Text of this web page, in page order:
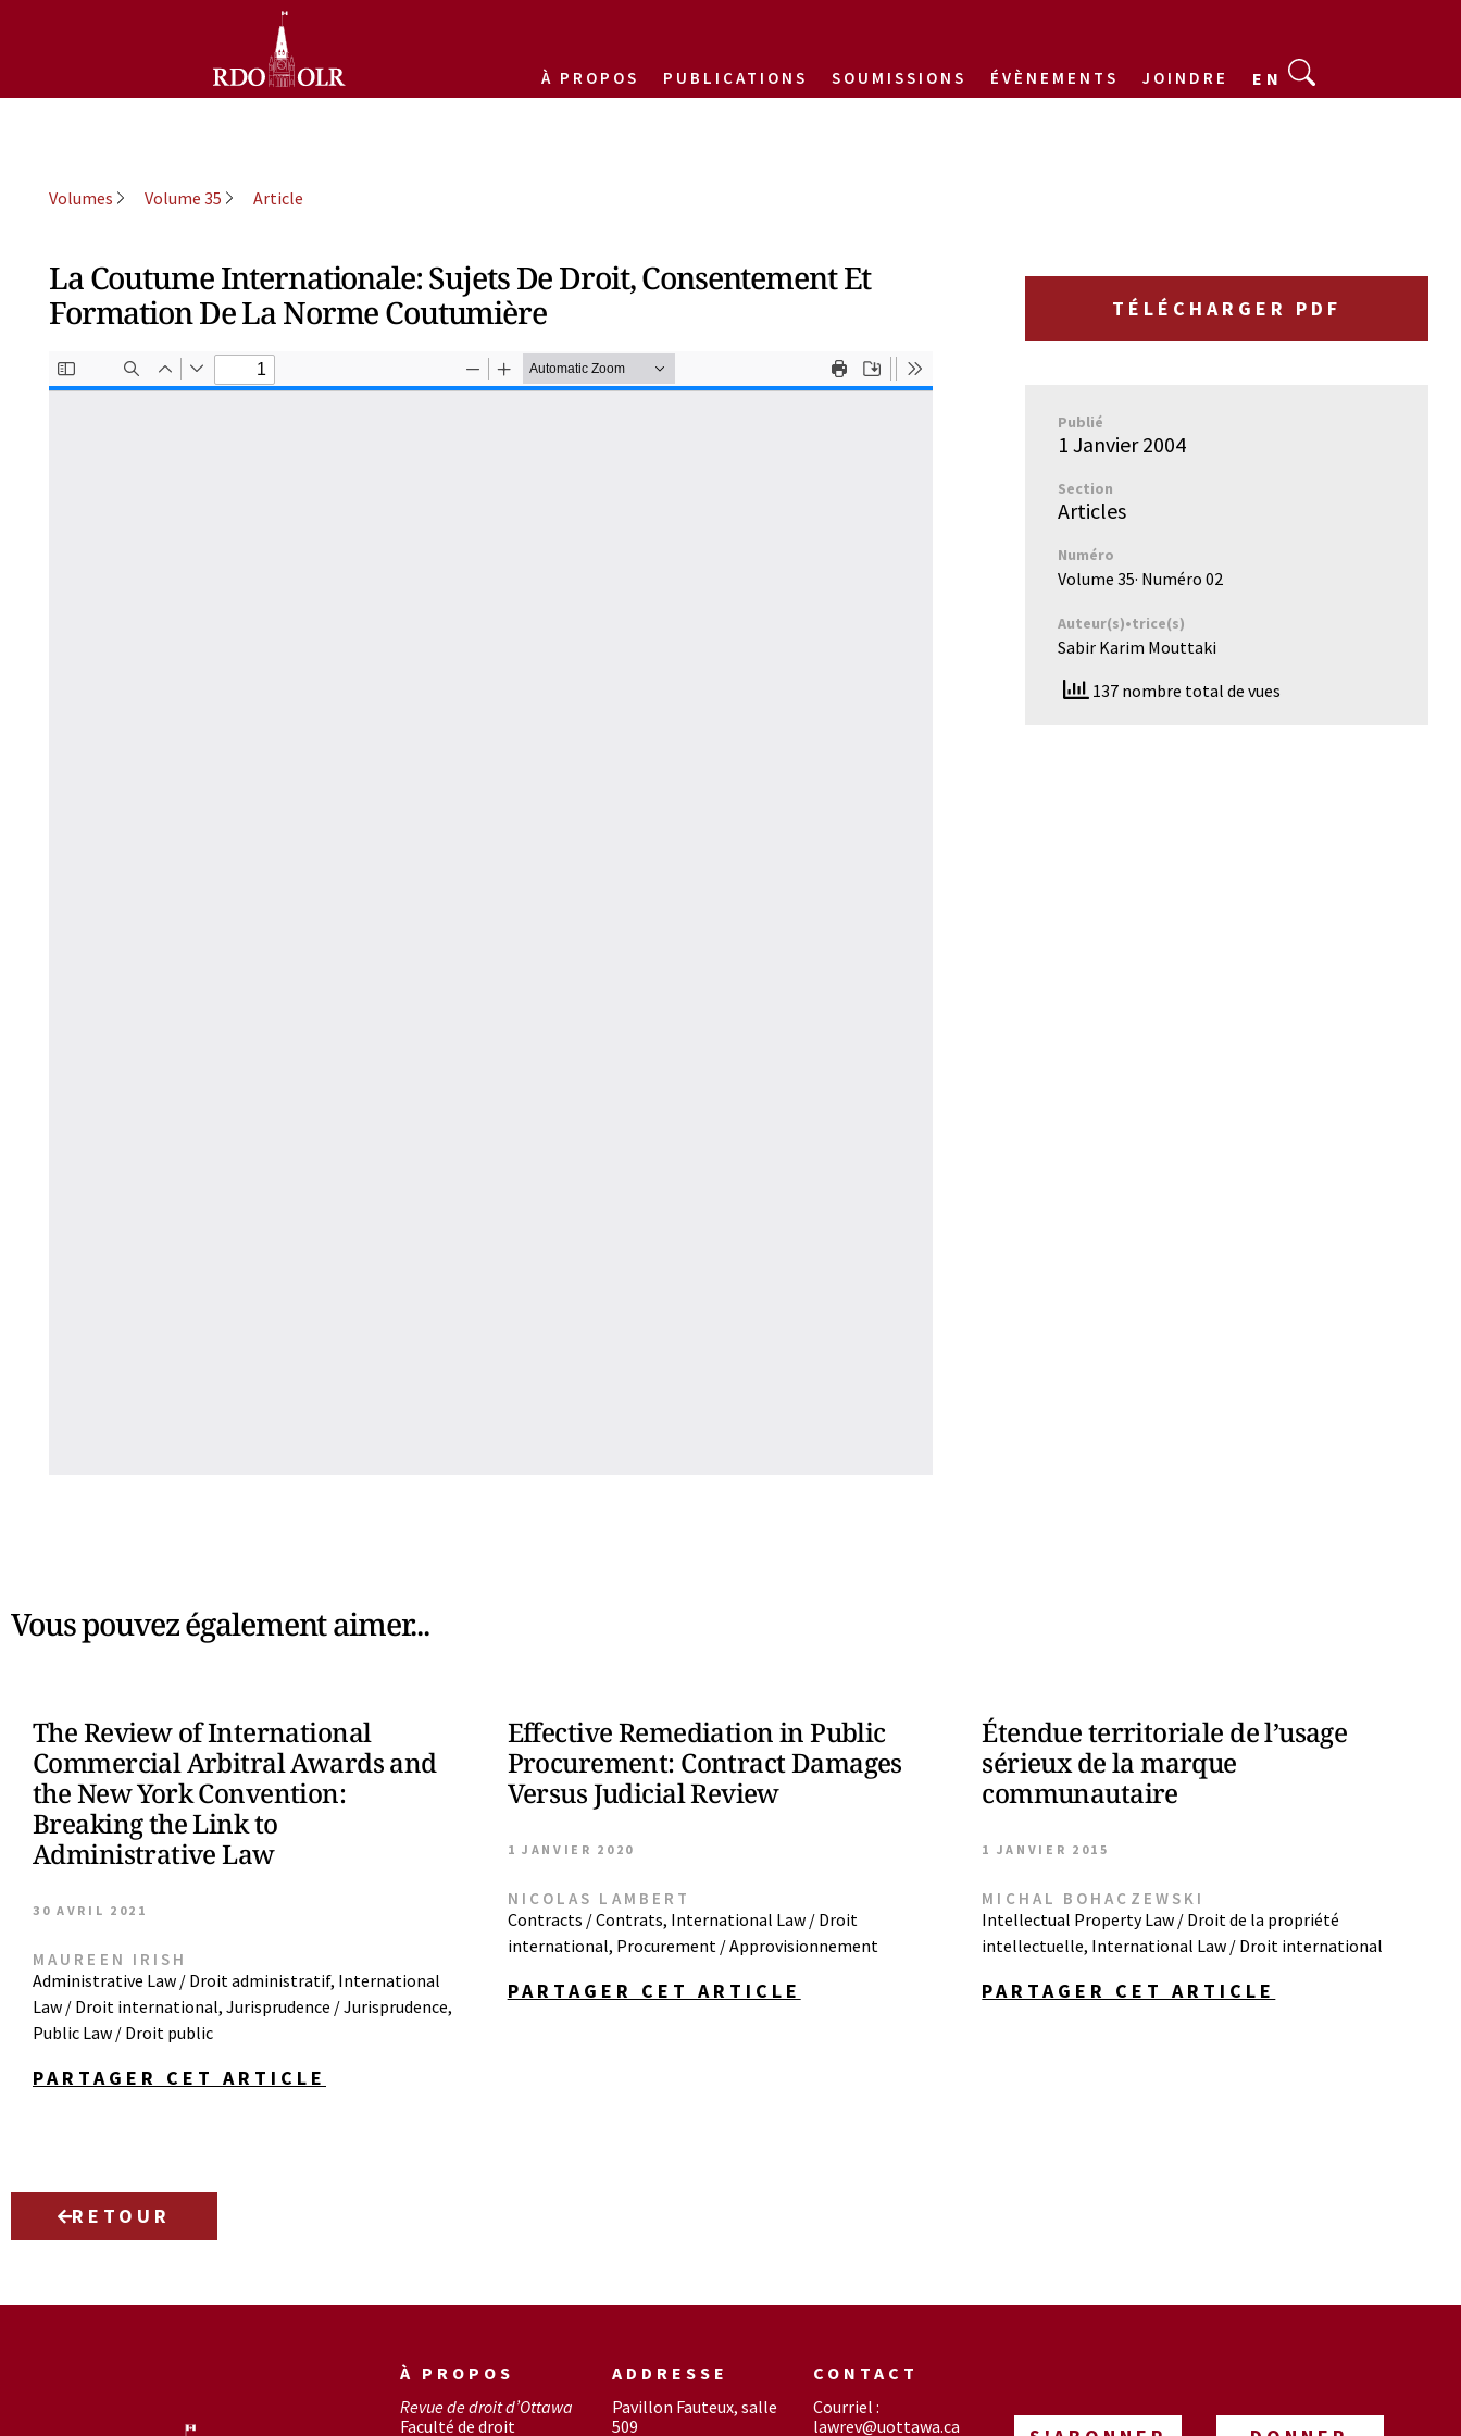
À PROPOS PUBLICATIONS SOUMISSIONS ÉVÈNEMENTS JOINDRE EN
Volumes Volume 35 Article
La Coutume Internationale: Sujets De Droit, Consentement Et
Formation De La Norme Coutumière
TÉLÉCHARGER PDF
Publié
1 Janvier 2004
Section
Articles
Numéro
Volume 35· Numéro 02
Auteur(s)•trice(s)
Sabir Karim Mouttaki
137 nombre total de vues
Vous pouvez également aimer...
The Review of International
Commercial Arbitral Awards and
the New York Convention:
Breaking the Link to
Administrative Law
30 AVRIL 2021
MAUREEN IRISH
Administrative Law / Droit administratif, International
Law / Droit international, Jurisprudence / Jurisprudence,
Public Law / Droit public
PARTAGER CET ARTICLE
Effective Remediation in Public
Procurement: Contract Damages
Versus Judicial Review
1 JANVIER 2020
NICOLAS LAMBERT
Contracts / Contrats, International Law / Droit
international, Procurement / Approvisionnement
PARTAGER CET ARTICLE
Étendue territoriale de l’usage
sérieux de la marque
communautaire
1 JANVIER 2015
MICHAL BOHACZEWSKI
Intellectual Property Law / Droit de la propriété
intellectuelle, International Law / Droit international
PARTAGER CET ARTICLE
RETOUR
À PROPOS
Revue de droit d’Ottawa
Faculté de droit
ADDRESSE
Pavillon Fauteux, salle
509
CONTACT
Courriel :
lawrev@uottawa.ca